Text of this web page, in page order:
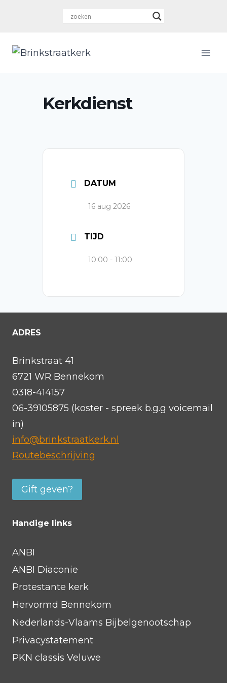
Kerkdienst
DATUM
16 aug 2026
TIJD
10:00 - 11:00
ADRES
Brinkstraat 41
6721 WR Bennekom
0318-414157
06-39105875 (koster - spreek b.g.g voicemail
in)
info@brinkstraatkerk.nl
Routebeschrijving
Gift geven?
Handige links
ANBI
ANBI Diaconie
Protestante kerk
Hervormd Bennekom
Nederlands-Vlaams Bijbelgenootschap
Privacystatement
PKN classis Veluwe